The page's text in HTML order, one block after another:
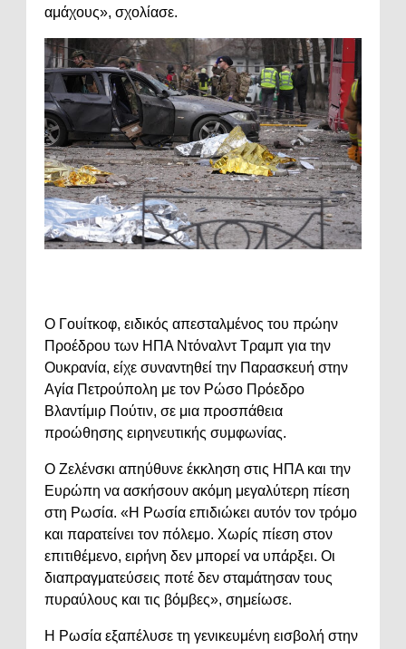
αμάχους», σχολίασε.
Ο Γουίτκοφ, ειδικός απεσταλμένος του πρώην
Προέδρου των ΗΠΑ Ντόναλντ Τραμπ για την
Ουκρανία, είχε συναντηθεί την Παρασκευή στην
Αγία Πετρούπολη με τον Ρώσο Πρόεδρο
Βλαντίμιρ Πούτιν, σε μια προσπάθεια
προώθησης ειρηνευτικής συμφωνίας.
Ο Ζελένσκι απηύθυνε έκκληση στις ΗΠΑ και την
Ευρώπη να ασκήσουν ακόμη μεγαλύτερη πίεση
στη Ρωσία. «Η Ρωσία επιδιώκει αυτόν τον τρόμο
και παρατείνει τον πόλεμο. Χωρίς πίεση στον
επιτιθέμενο, ειρήνη δεν μπορεί να υπάρξει. Οι
διαπραγματεύσεις ποτέ δεν σταμάτησαν τους
πυραύλους και τις βόμβες», σημείωσε.
Η Ρωσία εξαπέλυσε τη γενικευμένη εισβολή στην